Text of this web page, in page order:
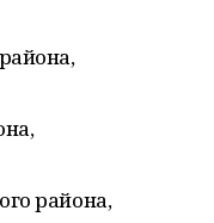
района,